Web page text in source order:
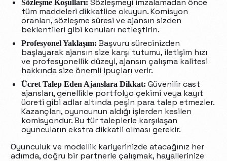
Sözleşme Koşulları: Sözleşmeyi imzalamadan önce
tüm maddeleri dikkatlice okuyun. Komisyon
oranları, sözleşme süresi ve ajansın sizden
beklentileri gibi konuları netleştirin.
Profesyonel Yaklaşım: Başvuru sürecinizden
başlayarak ajansın size karşı tutumu, iletişim hızı
ve profesyonellik düzeyi, ajansın çalışma kalitesi
hakkında size önemli ipuçları verir.
Ücret Talep Eden Ajanslara Dikkat: Güvenilir cast
ajansları, genellikle portfolyo çekimi veya kayıt
ücreti gibi adlar altında peşin para talep etmezler.
Kazançları, oyuncunun aldığı işlerden kesilen
komisyondur. Bu tür taleplerle karşılaşan
oyuncuların ekstra dikkatli olması gerekir.
Oyunculuk ve modellik kariyerinizde atacağınız her
adımda, doğru bir partnerle çalışmak, hayallerinize